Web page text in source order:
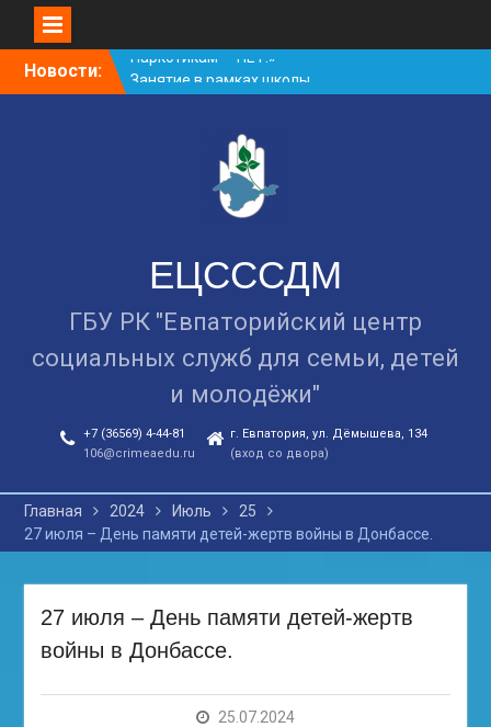
SkipНовости:
Занятие в рамках школы
молодожёнов прошло в
Cоциологический опрос
граждан старше 55 лет по
вопросам занятости
Уличная акция
ЕЦСССДМ
ГБУ РК "Евпаторийский центр
социальных служб для семьи, детей
и молодёжи"
+7 (36569) 4-44-81
106@crimeaedu.ru
г. Евпатория, ул. Дёмышева, 134
(вход со двора)
Главная 2024 Июль
25
27 июля – День памяти детей-жертв войны в Донбассе.
27 июля – День памяти детей-жертв
войны в Донбассе.
25.07.2024